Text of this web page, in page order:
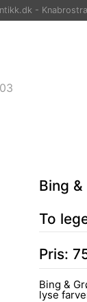
-
Bing
To
Pris:
Bing &
lyse